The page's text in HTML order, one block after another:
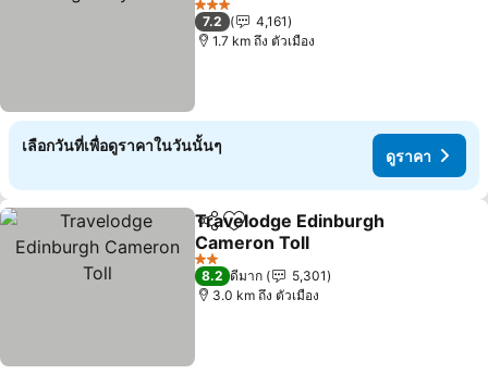
3 ดาว
7.2
4,161
1.7 km ถึง ตัวเมือง
เลือกวันที่เพื่อดูราคาในวันนั้นๆ
ดูราคา
แชร์ เพิ่มในรายการโปรด
Travelodge Edinburgh
Cameron Toll
2 ดาว
8.2 ดีมาก
5,301
3.0 km ถึง ตัวเมือง